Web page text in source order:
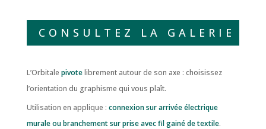
CONSULTEZ LA GALERIE
L’Orbitale pivotelibrement autour de son axe : choisissez
l’orientation du graphisme qui vous plaît.
Utilisation en applique : connexion sur arrivée électrique
murale ou branchement sur prise avec fil gainé de textile.